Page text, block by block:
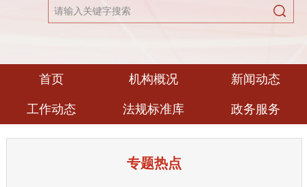
首页 机构概况 新闻动态
工作动态 法规标准库 政务服务
专题热点